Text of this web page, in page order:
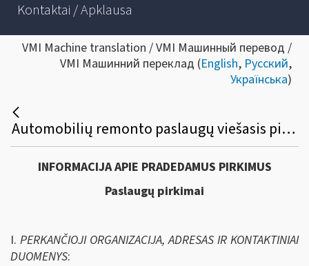
Kontaktai / Apklausa
VMI Machine translation / VMI Машинный перевод /
VMI Машинний переклад (English, Русский,
Українська)
Automobilių remonto paslaugų viešasis pirkimas
INFORMACIJA APIE PRADEDAMUS PIRKIMUS
Paslaugų pirkimai
I. PERKANČIOJI ORGANIZACIJA, ADRESAS IR KONTAKTINIAI
DUOMENYS: